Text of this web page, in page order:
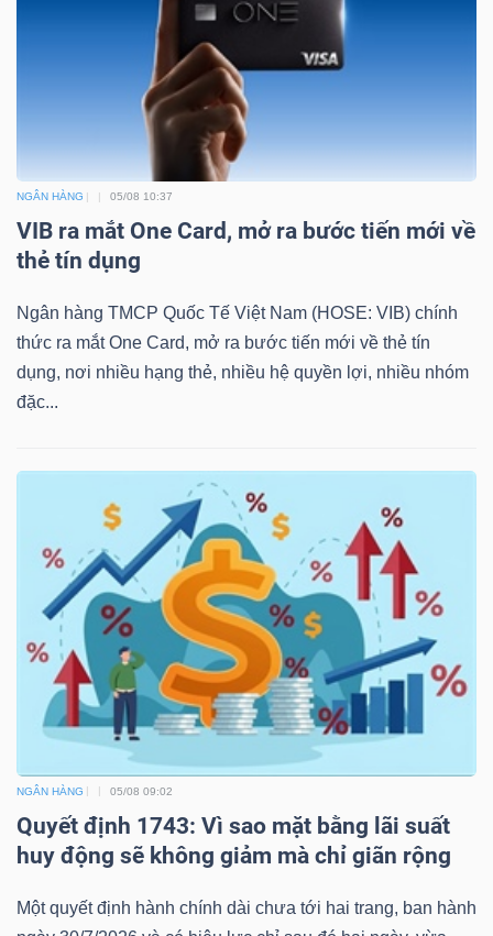
NGÂN HÀNG 05/08 10:37
VIB ra mắt One Card, mở ra bước tiến mới về
thẻ tín dụng
Ngân hàng TMCP Quốc Tế Việt Nam (HOSE: VIB) chính
thức ra mắt One Card, mở ra bước tiến mới về thẻ tín
dụng, nơi nhiều hạng thẻ, nhiều hệ quyền lợi, nhiều nhóm
đặc...
NGÂN HÀNG 05/08 09:02
Quyết định 1743: Vì sao mặt bằng lãi suất
huy động sẽ không giảm mà chỉ giãn rộng
Một quyết định hành chính dài chưa tới hai trang, ban hành